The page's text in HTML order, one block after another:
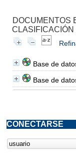
DOCUMENTOS
CLASIFICACIÓN
Base de
Base de
CONECTARSE